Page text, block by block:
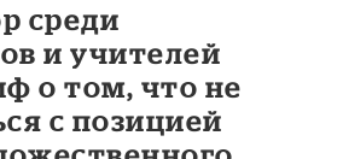
среди
и учителей
о том, что не
с позицией